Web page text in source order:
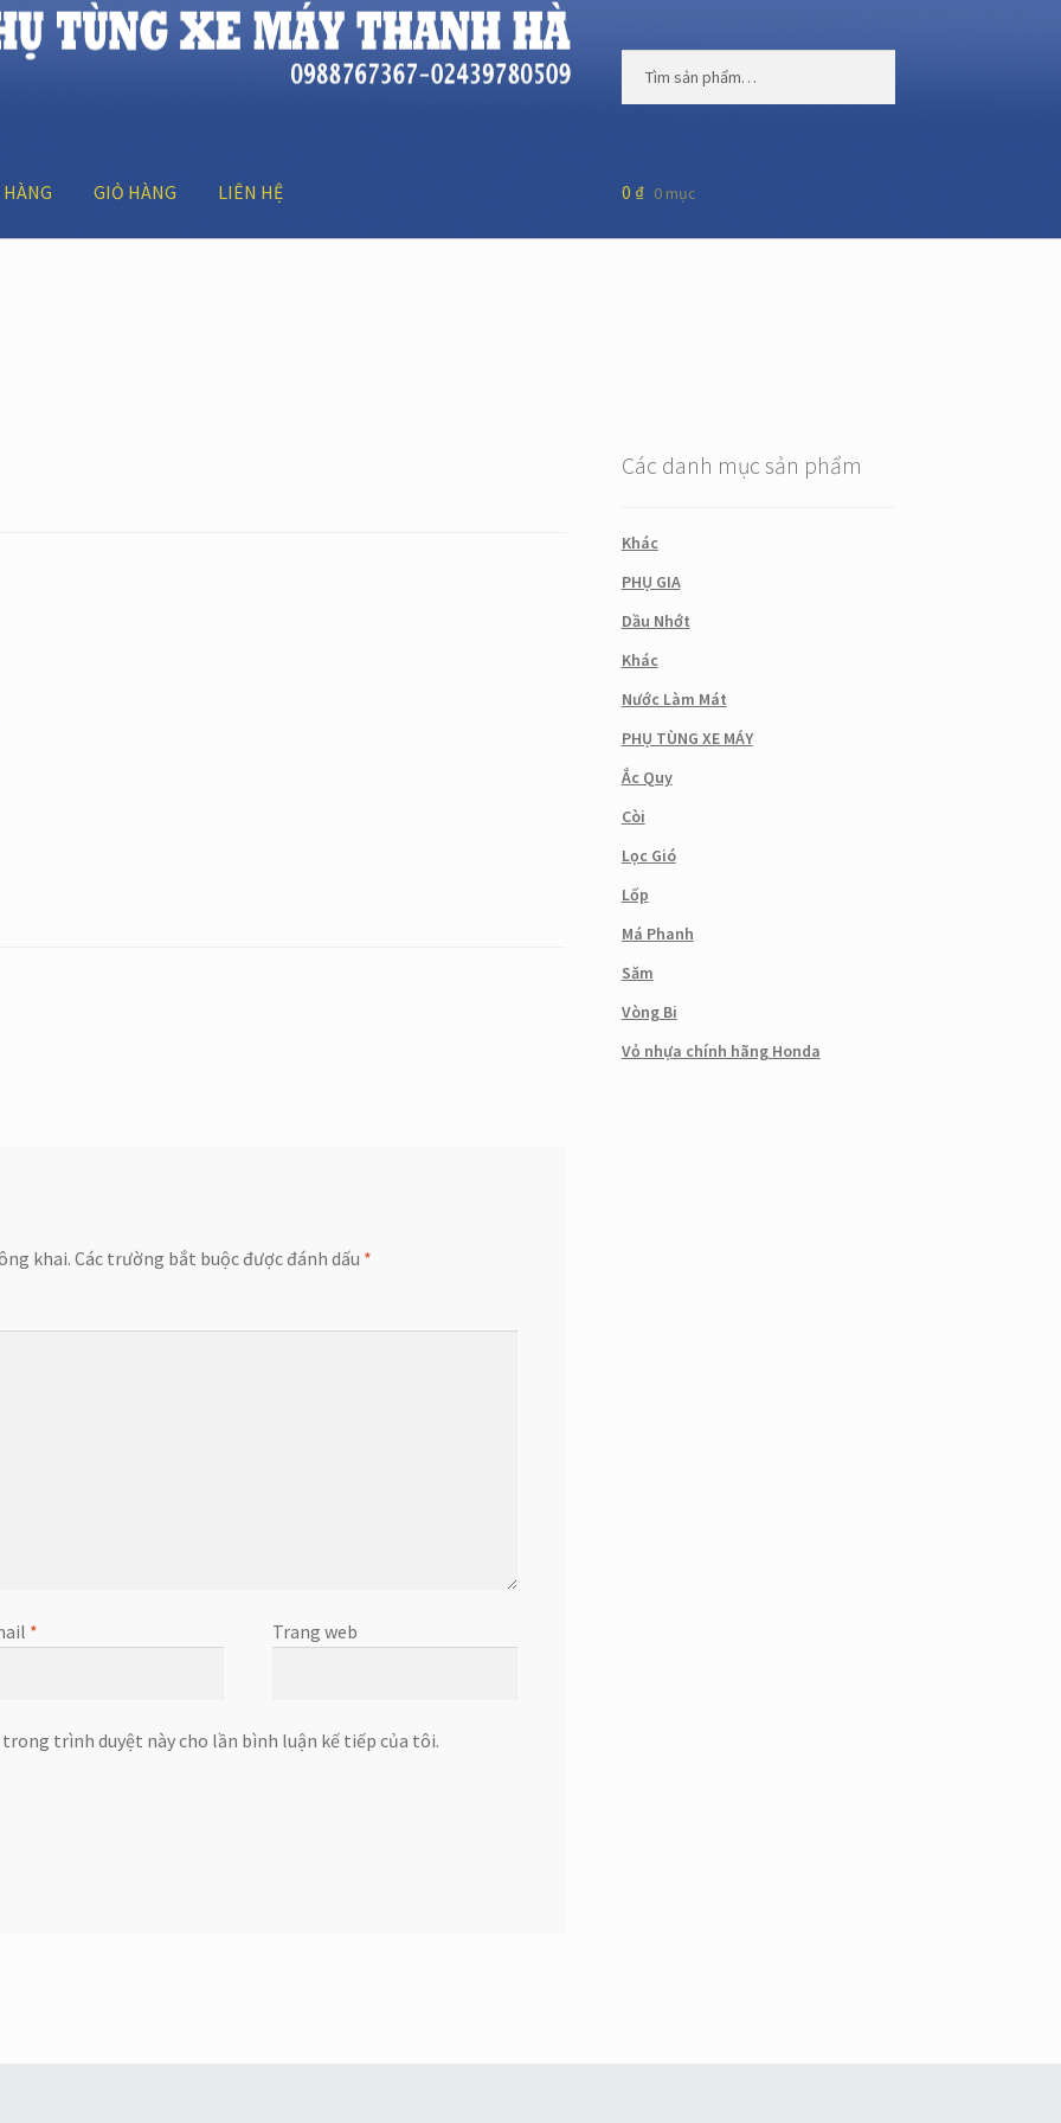
kiếm:
kiếm
GIỎ HÀNG LIÊN HỆ 0 ₫ 0 mục
khai. Các trường bắt buộc được đánh dấu *
* Trang web
trình duyệt này cho lần bình luận kế tiếp của tôi.
Các danh mục sản phẩm
Khác
PHỤ GIA
Dầu Nhớt
Khác
Nước Làm Mát
PHỤ TÙNG XE MÁY
Ắc Quy
Còi
Lọc Gió
Lốp
Má Phanh
Săm
Vòng Bi
Vỏ nhựa chính hãng Honda